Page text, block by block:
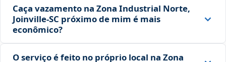
Caça vazamento na Zona Industrial Norte,
Joinville‑SC próximo de mim é mais
econômico?
O serviço é feito no próprio local na Zona